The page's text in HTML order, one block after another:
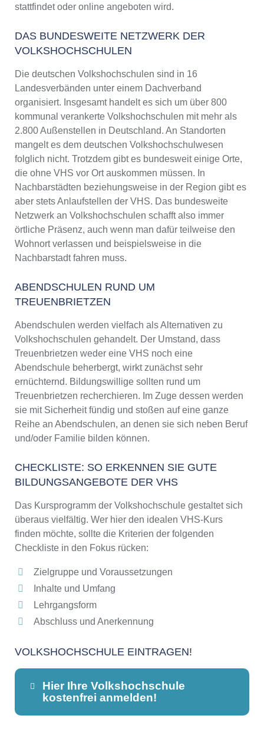
stattfindet oder online angeboten wird.
DAS BUNDESWEITE NETZWERK DER
VOLKSHOCHSCHULEN
Die deutschen Volkshochschulen sind in 16
Landesverbänden unter einem Dachverband
organisiert. Insgesamt handelt es sich um über 800
kommunal verankerte Volkshochschulen mit mehr als
2.800 Außenstellen in Deutschland. An Standorten
mangelt es dem deutschen Volkshochschulwesen
folglich nicht. Trotzdem gibt es bundesweit einige Orte,
die ohne VHS vor Ort auskommen müssen. In
Nachbarstädten beziehungsweise in der Region gibt es
aber stets Anlaufstellen der VHS. Das bundesweite
Netzwerk an Volkshochschulen schafft also immer
örtliche Präsenz, auch wenn man dafür teilweise den
Wohnort verlassen und beispielsweise in die
Nachbarstadt fahren muss.
ABENDSCHULEN RUND UM
TREUENBRIETZEN
Abendschulen werden vielfach als Alternativen zu
Volkshochschulen gehandelt. Der Umstand, dass
Treuenbrietzen weder eine VHS noch eine
Abendschule beherbergt, wirkt zunächst sehr
ernüchternd. Bildungswillige sollten rund um
Treuenbrietzen recherchieren. Im Zuge dessen werden
sie mit Sicherheit fündig und stoßen auf eine ganze
Reihe an Abendschulen, an denen sie sich neben Beruf
und/oder Familie bilden können.
CHECKLISTE: SO ERKENNEN SIE GUTE
BILDUNGSANGEBOTE DER VHS
Das Kursprogramm der Volkshochschule gestaltet sich
überaus vielfältig. Wer hier den idealen VHS-Kurs
finden möchte, sollte die Kriterien der folgenden
Checkliste in den Fokus rücken:
Zielgruppe und Voraussetzungen
Inhalte und Umfang
Lehrgangsform
Abschluss und Anerkennung
VOLKSHOCHSCHULE EINTRAGEN!
Hier Ihre Volkshochschule
kostenfrei anmelden!